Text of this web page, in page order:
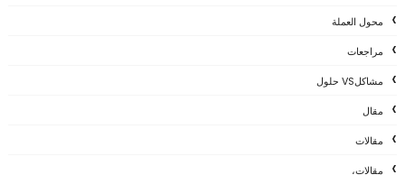
محول العملة
مراجعات
مشاكلVS حلول
مقال
مقالات
مقالات،